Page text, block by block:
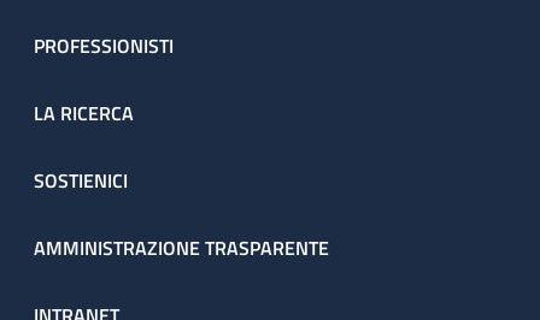
PROFESSIONISTI
LA RICERCA
SOSTIENICI
AMMINISTRAZIONE TRASPARENTE